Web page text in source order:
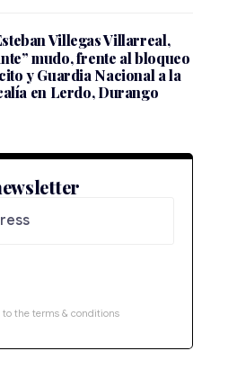
Villegas Villarreal,
mudo, frente al bloqueo
y Guardia Nacional a la
en Lerdo, Durango
to the terms & conditions